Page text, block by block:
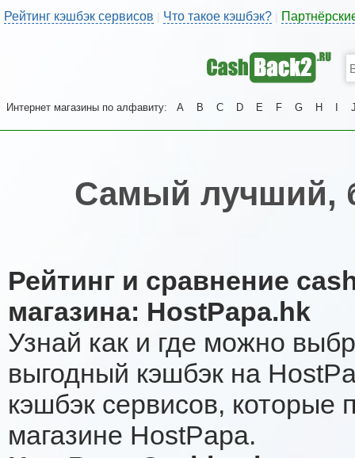
Рейтинг кэшбэк сервисов | Что такое кэшбэк?
Интернет магазины по алфавиту: A B C D E F G H
Самый лучший,
Рейтинг и сравнение
магазина: HostPapa.hk
Узнай как и где можно
выгодный кэшбэк на
кэшбэк сервисов, которые
магазине HostPapa.